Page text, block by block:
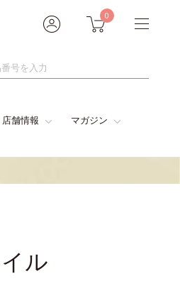
0
店舗情報 マガジン
ル